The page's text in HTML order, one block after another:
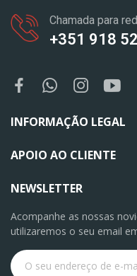
Chamada para
+351 918
INFORMAÇÃO LEGAL
APOIO AO CLIENTE
NEWSLETTER
Acompanhe as nossas
utilizaremos o seu email